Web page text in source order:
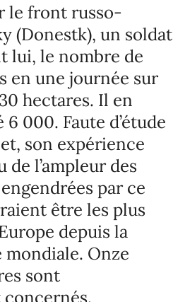
le front russo-
(Donestk), un soldat
lui, le nombre de
en une journée sur
hectares. Il en
000. Faute d’étude
son expérience
l’ampleur des
par ce
être les plus
depuis la
Onze
sont